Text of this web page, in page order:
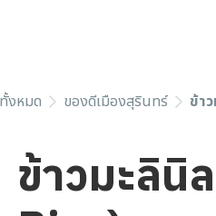
งหมด ของดีเมืองสุรินทร์ ข้า
ข้าวมะลินิ